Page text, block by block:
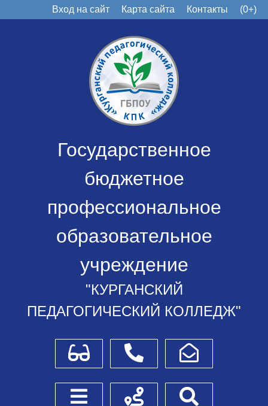
Вход на сайт Карта сайта Контакты (0+)
Государственное
бюджетное
профессиональное
образовательное
учреждение
"КУРГАНСКИЙ
ПЕДАГОГИЧЕСКИЙ КОЛЛЕДЖ"
Для слабовидящихТелефоныНаписать обращение
Боковое менюСхема проезда